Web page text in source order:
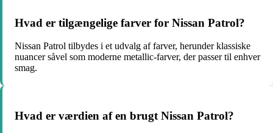
Hvad er tilgængelige farver for Nissan Patrol?
Nissan Patrol tilbydes i et udvalg af farver, herunder klassiske
nuancer såvel som moderne metallic-farver, der passer til enhver
smag.
Hvad er værdien af en brugt Nissan Patrol?